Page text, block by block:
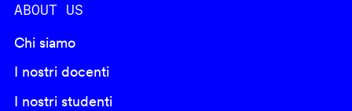
ABOUT US
Chi siamo
I nostri docenti
I nostri studenti